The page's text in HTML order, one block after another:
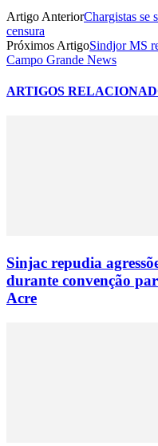
Artigo AnteriorChargistas se
censura
Próximos ArtigoSindjor MS
Campo Grande News
ARTIGOS
Sinjac repudia
durante convenção
Acre